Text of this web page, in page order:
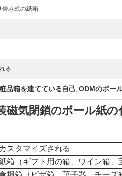
畳み式の紙箱
る
品箱を建てている自己, ODMのボー
磁気閉鎖のボール紙の
カスタマイズされる
箱（ギフト用の箱、ワイン箱、
糧箱（ピザ箱、菓子器、チーズ